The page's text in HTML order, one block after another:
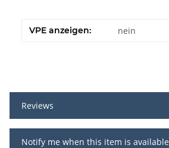
VPE anzeigen: nein
Reviews
Notify me when this item is available